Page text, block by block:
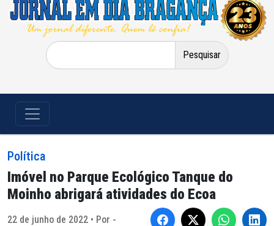
Pesquisar
por:
Política
Imóvel no Parque Ecológico Tanque do
Moinho abrigará atividades do Ecoa
22 de junho de 2022 • Por -